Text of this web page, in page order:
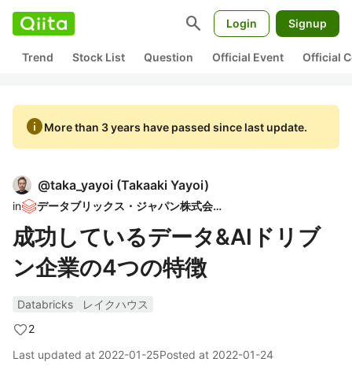
search Login Signup
Trend Stock List Question Official Event Official
infoMore than 3 years have passed since last update.
@taka_yayoi (Takaaki Yayoi)
in データブリックス・ジャパン株式会社
成功しているデータ&AIドリブ
ン企業の4つの特徴
Databricks
レイクハウス
2
Last updated at 2022-01-25Posted at 2022-01-24